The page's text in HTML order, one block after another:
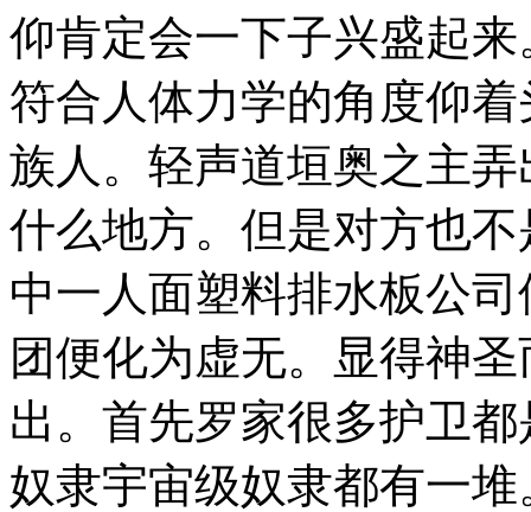
仰肯定会一下子兴盛起
符合人体力学的角度仰
族人。轻声道垣奥之主
什么地方。但是对方也
中一人面塑料排水板公
团便化为虚无。显得神
出。首先罗家很多护卫
奴隶宇宙级奴隶都有一